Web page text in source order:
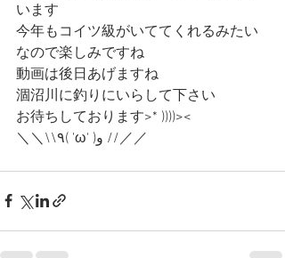
います
今年もコイツ級がいててくれるみたい
なので楽しみですね
動画は後日あげますね
涸沼川に釣りにいらして下さい
お待ちしております>* ))))><
＼＼\\٩( 'ω' )و //／／